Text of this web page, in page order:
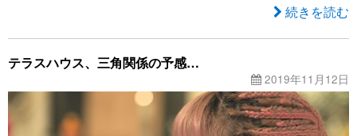
続きを読む
テラスハウス、三角関係の予感…
2019年11月12日